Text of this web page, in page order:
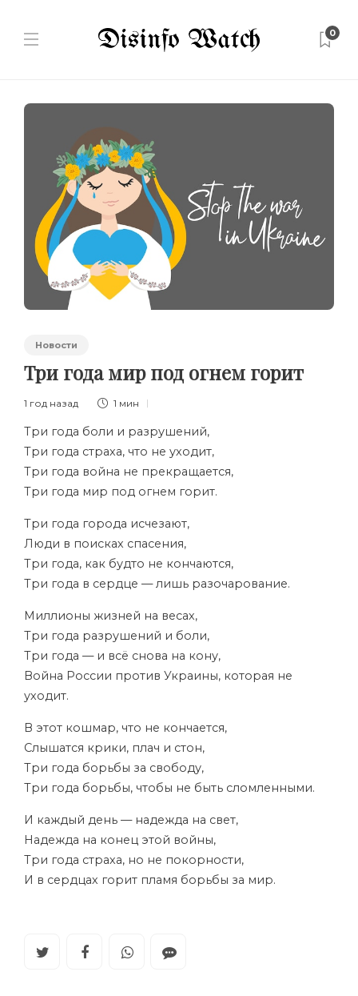
0
Новости
Три года мир под огнем горит
1 год назад 1 мин
Три года боли и разрушений,
Три года страха, что не уходит,
Три года война не прекращается,
Три года мир под огнем горит.
Три года города исчезают,
Люди в поисках спасения,
Три года, как будто не кончаются,
Три года в сердце — лишь разочарование.
Миллионы жизней на весах,
Три года разрушений и боли,
Три года — и всё снова на кону,
Война России против Украины, которая не
уходит.
В этот кошмар, что не кончается,
Слышатся крики, плач и стон,
Три года борьбы за свободу,
Три года борьбы, чтобы не быть сломленными.
И каждый день — надежда на свет,
Надежда на конец этой войны,
Три года страха, но не покорности,
И в сердцах горит пламя борьбы за мир.